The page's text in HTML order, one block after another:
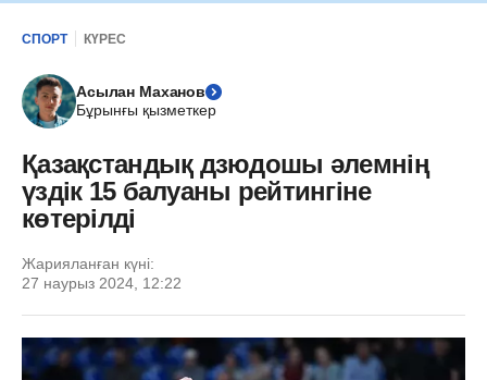
СПОРТ КҮРЕС
Асылан Маханов
Бұрынғы қызметкер
Қазақстандық дзюдошы әлемнің
үздік 15 балуаны рейтингіне
көтерілді
Жарияланған күні:
27 наурыз 2024, 12:22